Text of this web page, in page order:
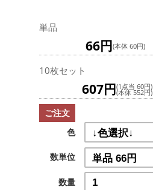
単品
66円(本体 60円)
10枚セット
607円(1点当 60円)
(本体 552円)
ご注文
色
数単位
数量